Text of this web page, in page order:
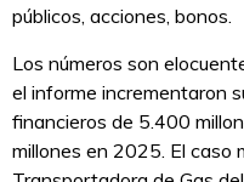
públicos, acciones, bonos.
Los números son
el informe incrementaron
financieros de 5.400
millones en 2025. El caso